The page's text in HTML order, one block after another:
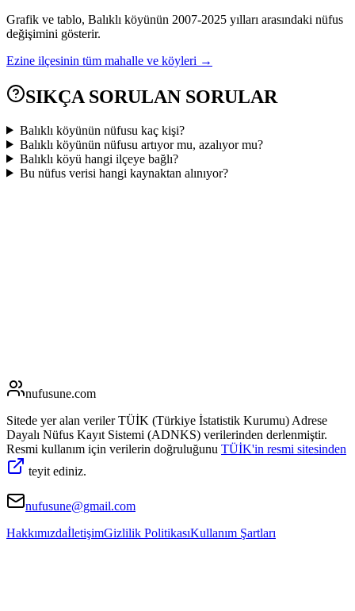
Grafik ve tablo, Balıklı köyünün 2007-2025 yılları arasındaki nüfus
değişimini gösterir.
Ezine ilçesinin tüm mahalle ve köyleri →
SIKÇA SORULAN SORULAR
Balıklı köyünün nüfusu kaç kişi?
Balıklı köyünün nüfusu artıyor mu, azalıyor mu?
Balıklı köyü hangi ilçeye bağlı?
Bu nüfus verisi hangi kaynaktan alınıyor?
nufusune.com
Sitede yer alan veriler TÜİK (Türkiye İstatistik Kurumu) Adrese
Dayalı Nüfus Kayıt Sistemi (ADNKS) verilerinden derlenmiştir.
Resmi kullanım için verilerin doğruluğunu TÜİK'in resmi sitesinden
teyit ediniz.
nufusune@gmail.com
HakkımızdaİletişimGizlilik PolitikasıKullanım Şartları